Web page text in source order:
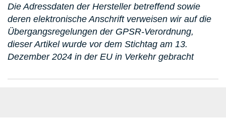
Die Adressdaten der Hersteller betreffend sowie
deren elektronische Anschrift verweisen wir auf die
Übergangsregelungen der GPSR-Verordnung,
dieser Artikel wurde vor dem Stichtag am 13.
Dezember 2024 in der EU in Verkehr gebracht